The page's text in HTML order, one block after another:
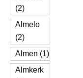
(2)
Almelo
(2)
Almen (1)
Almkerk